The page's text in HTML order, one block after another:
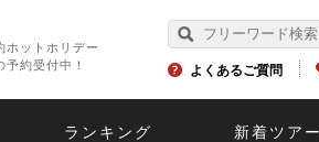
ホットホリデー
約受付中！
よくあるご質問
ランキング 新着ツアー